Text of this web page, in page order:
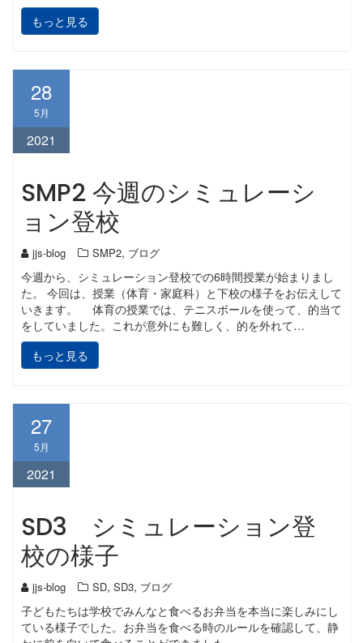
もっと見る
28
5月
2021
SMP2 今週のシミュレーシ
ョン登校
jjs-blog SMP2, ブログ
今週から、シミュレーション登校での6時間授業が始まりまし
た。 今回は、授業（体育・家庭科）と下校の様子をお伝えして
いきます。 体育の授業では、テニスボールを使って、的当て
をしていました。これが意外にも難しく、的を外れて…
もっと見る
27
5月
2021
SD3 シミュレーション登
校の様子
jjs-blog SD, SD3, ブログ
子どもたちは学校でみんなと食べるお弁当を本当に楽しみにし
ている様子でした。お弁当を食べる時のルールを確認して、静